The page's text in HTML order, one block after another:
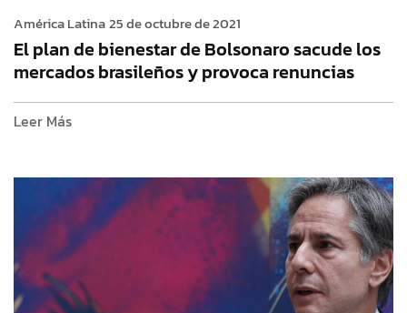
América Latina25 de octubre de 2021
El plan de bienestar de Bolsonaro sacude los
mercados brasileños y provoca renuncias
Leer Más